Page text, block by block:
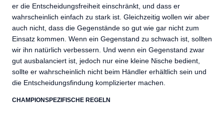
er die Entscheidungsfreiheit einschränkt, und dass er
wahrscheinlich einfach zu stark ist. Gleichzeitig wollen wir aber
auch nicht, dass die Gegenstände so gut wie gar nicht zum
Einsatz kommen. Wenn ein Gegenstand zu schwach ist, sollten
wir ihn natürlich verbessern. Und wenn ein Gegenstand zwar
gut ausbalanciert ist, jedoch nur eine kleine Nische bedient,
sollte er wahrscheinlich nicht beim Händler erhältlich sein und
die Entscheidungsfindung komplizierter machen.
CHAMPIONSPEZIFISCHE REGELN